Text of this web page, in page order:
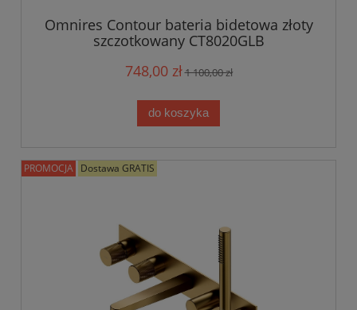
Omnires Contour bateria bidetowa złoty
szczotkowany CT8020GLB
748,00 zł1 100,00 zł
do koszyka
PROMOCJA Dostawa GRATIS